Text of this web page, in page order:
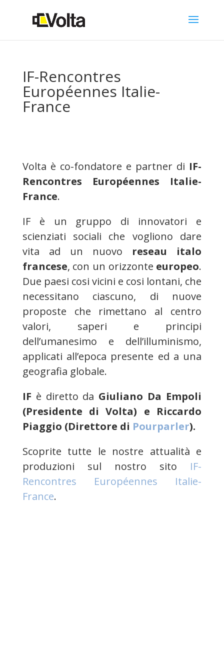
IF-Rencontres
Européennes Italie-
France
Volta è co-fondatore e partner di IF-
Rencontres Européennes Italie-
France.
IF è un gruppo di innovatori e
scienziati sociali che vogliono dare
vita ad un nuovo reseau italo
francese, con un orizzonte europeo.
Due paesi cosi vicini e cosi lontani, che
necessitano ciascuno, di nuove
proposte che rimettano al centro
valori, saperi e principi
dell’umanesimo e dell’illuminismo,
applicati all’epoca presente ed a una
geografia globale.
IF è diretto da Giuliano Da Empoli
(Presidente di Volta) e Riccardo
Piaggio (Direttore di Pourparler).
Scoprite tutte le nostre attualità e
produzioni sul nostro sito IF-
Rencontres Européennes Italie-
France.